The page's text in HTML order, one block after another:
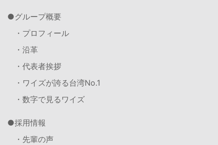
グループ概要
・プロフィール
・沿革
・代表者挨拶
・ワイズが誇る台湾No.1
・数字で見るワイズ
採用情報
・先輩の声